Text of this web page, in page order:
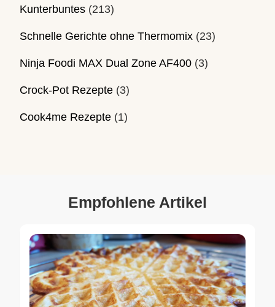
Kunterbuntes (213)
Schnelle Gerichte ohne Thermomix (23)
Ninja Foodi MAX Dual Zone AF400 (3)
Crock-Pot Rezepte (3)
Cook4me Rezepte (1)
Empfohlene Artikel